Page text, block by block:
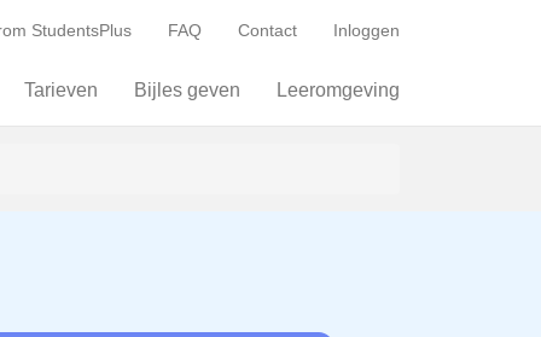
StudentsPlus FAQ Contact Inloggen
Tarieven Bijles geven Leeromgeving